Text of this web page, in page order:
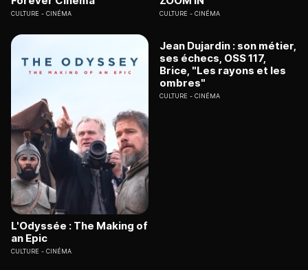
CULTURE CINÉMA CULTURE CINÉMA
L'Odyssée : The Making of
an Epic
CULTURE CINÉMA
Jean Dujardin : son métier,
ses échecs, OSS 117,
Brice, "Les rayons et les
ombres"
CULTURE CINÉMA